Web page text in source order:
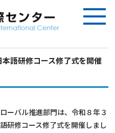
本語研修コース修了式を開催
ーバル推進部門は、令和８年３
研修コース修了式を開催しまし